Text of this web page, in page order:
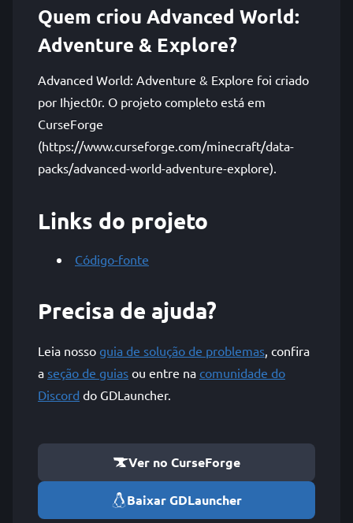
Quem criou Advanced World:
Adventure & Explore?
Advanced World: Adventure & Explore foi criado
por Ihject0r. O projeto completo está em
CurseForge
(https://www.curseforge.com/minecraft/data-
packs/advanced-world-adventure-explore).
Links do projeto
Código-fonte
Precisa de ajuda?
Leia nosso guia de solução de problemas, confira
a seção de guias ou entre na comunidade do
Discord do GDLauncher.
Ver no CurseForge
Baixar GDLauncher